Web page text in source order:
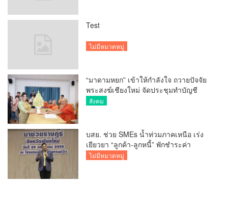
Test
ไม่มีหมวดหมู่
“มาดามหยก” เข้าให้กำลังใจ ถวายปัจจัย
พระสงฆ์เชียงใหม่ จัดประชุมทำบัญชี
รายรับรายจ่ายของวัด กว่า 300 รูป ที่วัด
สังคม
บสย. ช่วย SMEs น้ำท่วมภาคเหนือ เร่ง
เยียวยา “ลูกค้า-ลูกหนี้” พักชำระค่า
ธรรมเนียม-ค่างวด
ไม่มีหมวดหมู่